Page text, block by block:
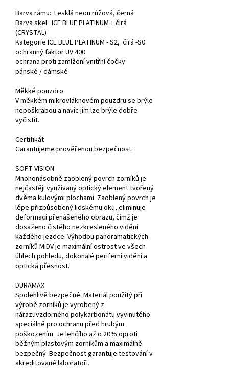
Barva rámu: Lesklá neon růžová, černá
Barva skel: ICE BLUE PLATINUM + čirá
(CRYSTAL)
Kategorie ICE BLUE PLATINUM - S2, čirá -S0
ochranný faktor UV 400
ochrana proti zamlžení vnitřní čočky
pánské / dámské
Měkké pouzdro
V měkkém mikrovláknovém pouzdru se brýle
nepoškrábou a navíc jím lze brýle dobře
vyčistit.
Certifikát
Garantujeme prověřenou bezpečnost.
SOFT VISION
Mnohonásobně zaoblený povrch zorníků je
nejčastěji využívaný optický element tvořený
dvěma kulovými plochami. Zaoblený povrch je
lépe přizpůsobený lidskému oku, eliminuje
deformaci přenášeného obrazu, čímž je
dosaženo čistého nezkresleného vidění
každého jezdce. Výhodou panoramatických
zorníků MiDV je maximální ostrost ve všech
úhlech pohledu, dokonalé periferní vidění a
optická přesnost.
DURAMAX
Spolehlivě bezpečné: Materiál použitý při
výrobě zorníků je vyrobený z
nárazuvzdorného polykarbonátu vyvinutého
speciálně pro ochranu před hrubým
poškozením. Je lehčího až o 20% oproti
běžným plastovým zorníkům a maximálně
bezpečný. Bezpečnost garantuje testování v
akreditované laboratoři.